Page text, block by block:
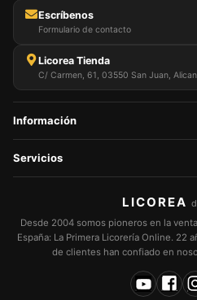
Escríbenos
Formulario de contacto
Licorea Tienda
C/ Carmen, 61, 03550 San Juan,
Información
Servicios
LICOREA
Desde 2004 somos pioneros en la
España: La Primera Licorería Online. 22
de clientes han confiado en